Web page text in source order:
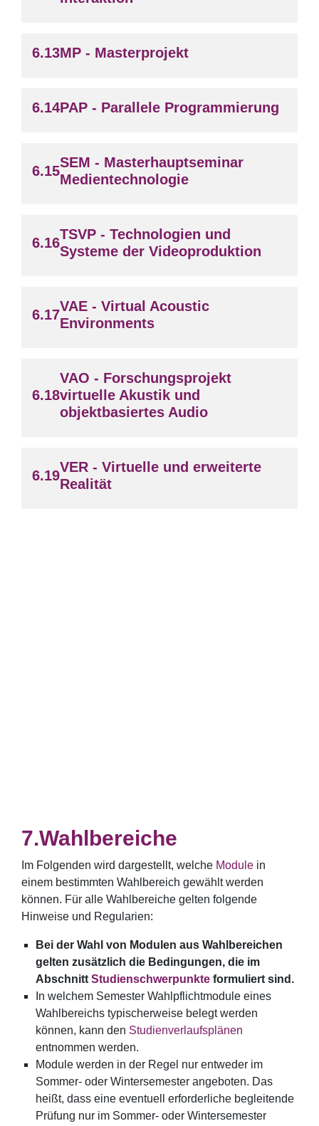
MP - Masterprojekt
PAP - Parallele Programmierung
SEM - Masterhauptseminar
Medientechnologie
TSVP - Technologien und
Systeme der Videoproduktion
VAE - Virtual Acoustic
Environments
VAO - Forschungsprojekt
virtuelle Akustik und
objektbasiertes Audio
VER - Virtuelle und erweiterte
Realität
Wahlbereiche
Im Folgenden wird dargestellt, welche Module in
einem bestimmten Wahlbereich gewählt werden
können. Für alle Wahlbereiche gelten folgende
Hinweise und Regularien:
Bei der Wahl von Modulen aus Wahlbereichen
gelten zusätzlich die Bedingungen, die im
AbschnittStudienschwerpunkte formuliert sind.
In welchem Semester Wahlpflichtmodule eines
Wahlbereichs typischerweise belegt werden
können, kann den Studienverlaufsplänen
entnommen werden.
Module werden in der Regel nur entweder im
Sommer- oder Wintersemester angeboten. Das
heißt, dass eine eventuell erforderliche begleitende
Prüfung nur im Sommer- oder Wintersemester